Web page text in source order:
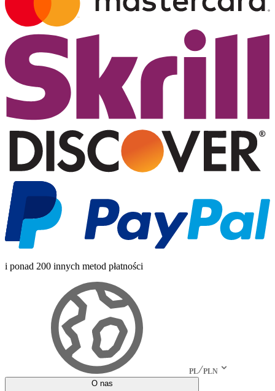
i ponad 200 innych metod płatności
PL PLN
O nas